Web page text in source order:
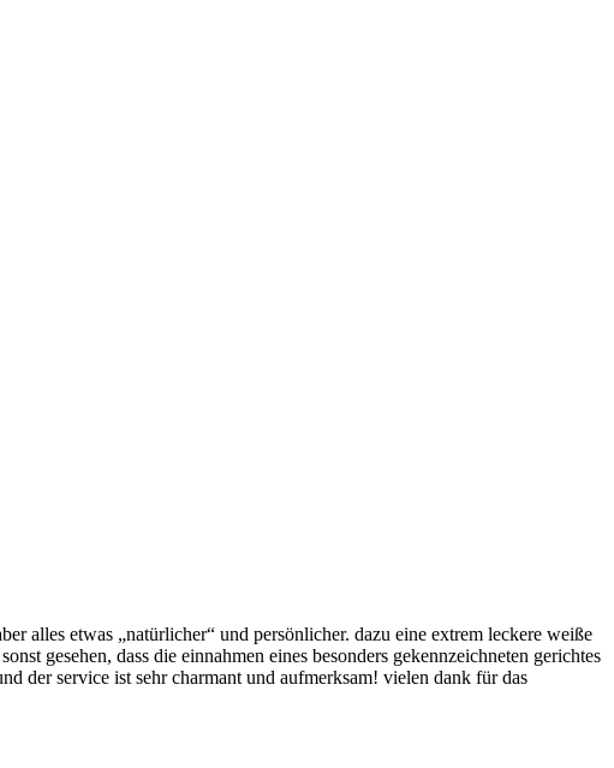
alles etwas „natürlicher“ und persönlicher. dazu eine extrem leckere weiße
gesehen, dass die einnahmen eines besonders gekennzeichneten gerichtes
der service ist sehr charmant und aufmerksam! vielen dank für das